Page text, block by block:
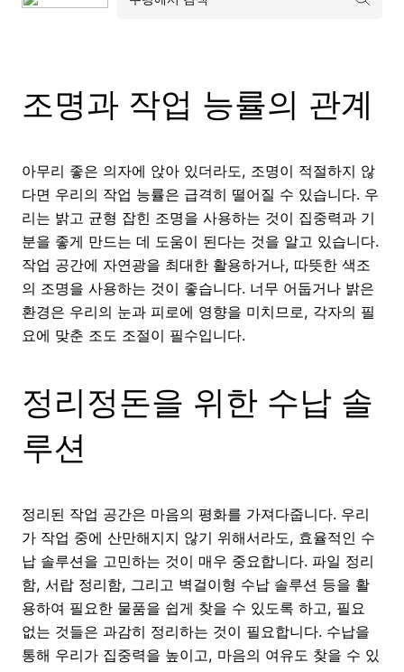
조명과 작업 능률의 관계
아무리 좋은 의자에 앉아 있더라도, 조명이 적절하지 않
다면 우리의 작업 능률은 급격히 떨어질 수 있습니다. 우
리는 밝고 균형 잡힌 조명을 사용하는 것이 집중력과 기
분을 좋게 만드는 데 도움이 된다는 것을 알고 있습니다.
작업 공간에 자연광을 최대한 활용하거나, 따뜻한 색조
의 조명을 사용하는 것이 좋습니다. 너무 어둡거나 밝은
환경은 우리의 눈과 피로에 영향을 미치므로, 각자의 필
요에 맞춘 조도 조절이 필수입니다.
정리정돈을 위한 수납 솔
루션
정리된 작업 공간은 마음의 평화를 가져다줍니다. 우리
가 작업 중에 산만해지지 않기 위해서라도, 효율적인 수
납 솔루션을 고민하는 것이 매우 중요합니다. 파일 정리
함, 서랍 정리함, 그리고 벽걸이형 수납 솔루션 등을 활
용하여 필요한 물품을 쉽게 찾을 수 있도록 하고, 필요
없는 것들은 과감히 정리하는 것이 필요합니다. 수납을
통해 우리가 집중력을 높이고, 마음의 여유도 찾을 수 있